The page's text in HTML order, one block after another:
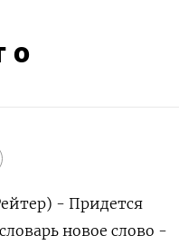
о
- Придется
новое слово -